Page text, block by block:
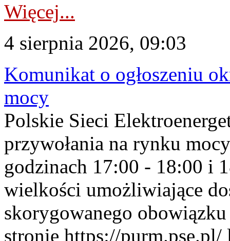
Więcej...
4 sierpnia 2026, 09:03
Komunikat o ogłoszeniu
mocy
Polskie Sieci
przywołania na rynku
godzinach 17:00 - 18:00 i
wielkości umożliwiające
skorygowanego
stronie https://